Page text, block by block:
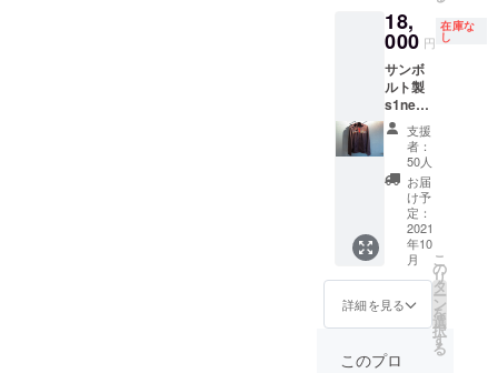
クロス
教室 (日
程は後
日選定)
チーム
ルデ
アック
のグッ
18,
000 円
在庫な
し
サンボ
ルト製
s1neo
オリジ
ナル
パー
カー 通
常サイ
ズより
少し小
さめで
す。
支援
者：
50人
お届
け予
定：
2021
年10
月
詳細を見る
こ
の
リ
タ
ー
ン
を
選
択
す
る
このプロ